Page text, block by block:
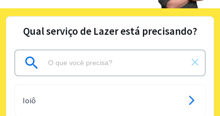
Qual serviço de Lazer está precisando?
Ioiô